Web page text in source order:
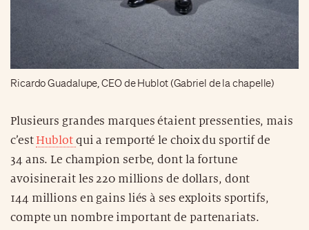
Ricardo Guadalupe, CEO de Hublot (Gabriel de la chapelle)
Plusieurs grandes marques étaient pressenties, mais
c’est Hublot qui a remporté le choix du sportif de
34 ans. Le champion serbe, dont la fortune
avoisinerait les 220 millions de dollars, dont
144 millions en gains liés à ses exploits sportifs,
compte un nombre important de partenariats.